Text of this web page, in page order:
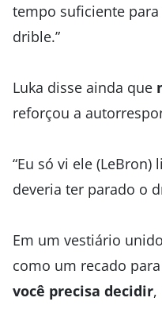
tempo suficiente
drible.”
Luka disse ainda que
reforçou a
“Eu só vi ele
deveria ter parado o
Em um vestiário
como um recado
você precisa decidir,